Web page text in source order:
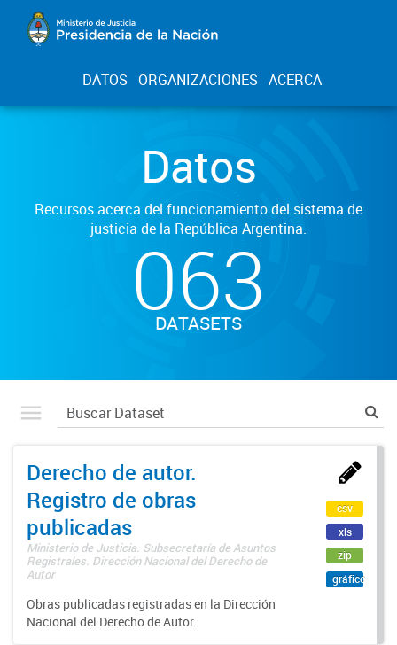
DATOS ORGANIZACIONES ACERCA
Datos
Recursos acerca del funcionamiento del sistema de
justicia de la República Argentina.
063
DATASETS
Derecho de autor.
Registro de obras
publicadas
Ministerio de Justicia. Subsecretaría de Asuntos
Registrales. Dirección Nacional del Derecho de
Autor
Obras publicadas registradas en la Dirección
Nacional del Derecho de Autor.
csv
xls
zip
gráfico